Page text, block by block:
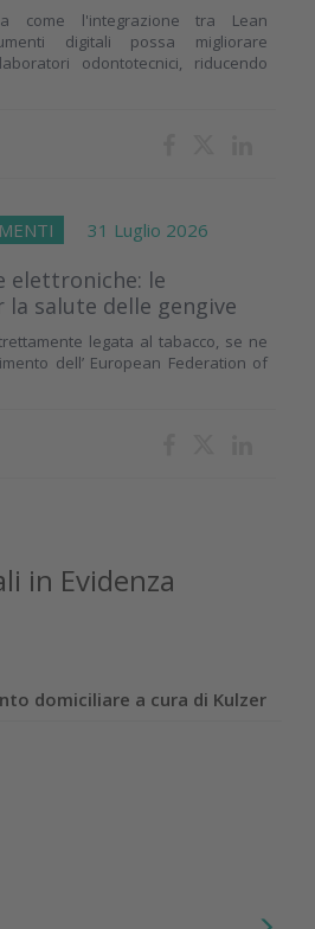
come l'integrazione tra Lean
digitali possa migliorare
odontotecnici, riducendo
31 Luglio 2026
elettroniche: le
la salute delle gengive
legata al tabacco, se ne
dell’ European Federation of
in Evidenza
domiciliare a cura di Kulzer